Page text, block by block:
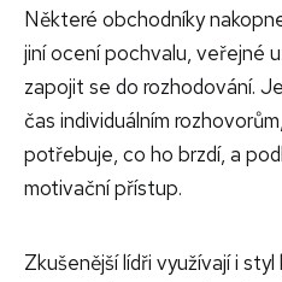
Některé obchodníky
jiní ocení pochvalu, veřejné
zapojit se do rozhodování.
čas individuálním
potřebuje, co ho brzdí, a
motivační přístup.
Zkušenější lídři využívají i